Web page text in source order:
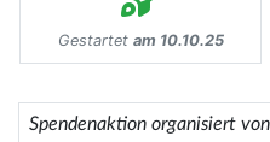
Gestartet am 10.10.25
Spendenaktion organisiert